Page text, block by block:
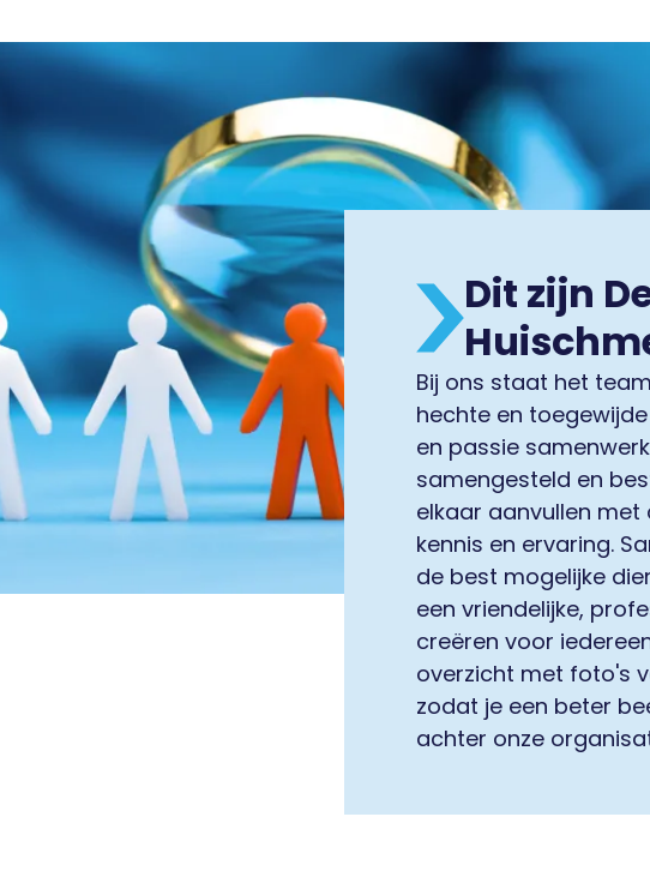
Dit zijn
Bij ons staat het
hechte en
en passie
samengesteld en
elkaar aanvullen
kennis en ervaring.
de best mogelijke
een vriendelijke,
creëren voor
overzicht met foto's
zodat je een beter
achter onze